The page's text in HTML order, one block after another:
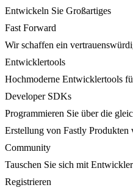
Entwickeln Sie Großartiges
Fast Forward
Wir schaffen ein
Entwicklertools
Hochmoderne Entwicklertools
Developer SDKs
Programmieren Sie über die
Erstellung von Fastly Produkten
Community
Tauschen Sie sich mit
Registrieren